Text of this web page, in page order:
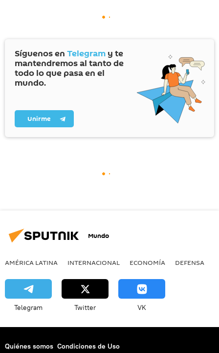
Síguenos en Telegram y te
mantendremos al tanto de
todo lo que pasa en el
mundo.
Unirme
Mundo
AMÉRICA LATINA INTERNACIONAL ECONOMÍA DEFENSA
Telegram Twitter VK
Quiénes somos Condiciones de Uso